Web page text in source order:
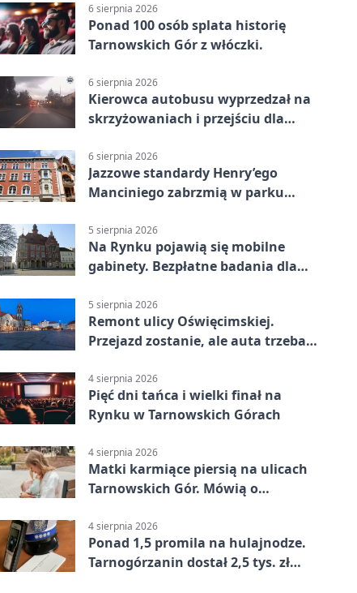
6 sierpnia 2026
Ponad 100 osób splata historię
Tarnowskich Gór z włóczki.
6 sierpnia 2026
Kierowca autobusu wyprzedzał na
skrzyżowaniach i przejściu dla
6 sierpnia 2026
Jazzowe standardy Henry’ego
Manciniego zabrzmią w parku
5 sierpnia 2026
Na Rynku pojawią się mobilne
gabinety. Bezpłatne badania dla
5 sierpnia 2026
Remont ulicy Oświęcimskiej.
Przejazd zostanie, ale auta trzeba
4 sierpnia 2026
Pięć dni tańca i wielki finał na
Rynku w Tarnowskich Górach
4 sierpnia 2026
Matki karmiące piersią na ulicach
Tarnowskich Gór. Mówią o
4 sierpnia 2026
Ponad 1,5 promila na hulajnodze.
Tarnogórzanin dostał 2,5 tys. zł